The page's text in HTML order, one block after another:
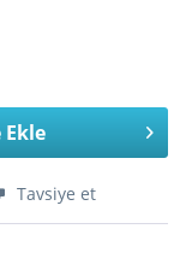
Ekle
Tavsiye et